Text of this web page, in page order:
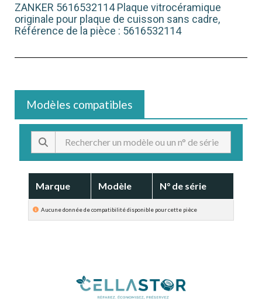
ZANKER 5616532114 Plaque vitrocéramique
originale pour plaque de cuisson sans cadre,
Référence de la pièce : 5616532114
Modèles compatibles
Marque Modèle N° de série